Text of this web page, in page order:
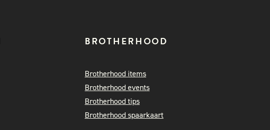
BROTHERHOOD
Brotherhood items
Brotherhood events
Brotherhood tips
Brotherhood spaarkaart